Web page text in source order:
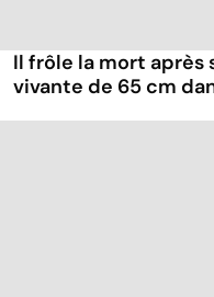
Il frôle la mort
vivante de 65 cm